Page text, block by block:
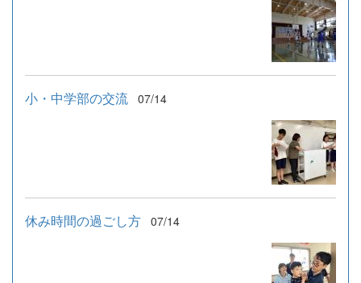
小・中学部の交流 07/14
休み時間の過ごし方 07/14